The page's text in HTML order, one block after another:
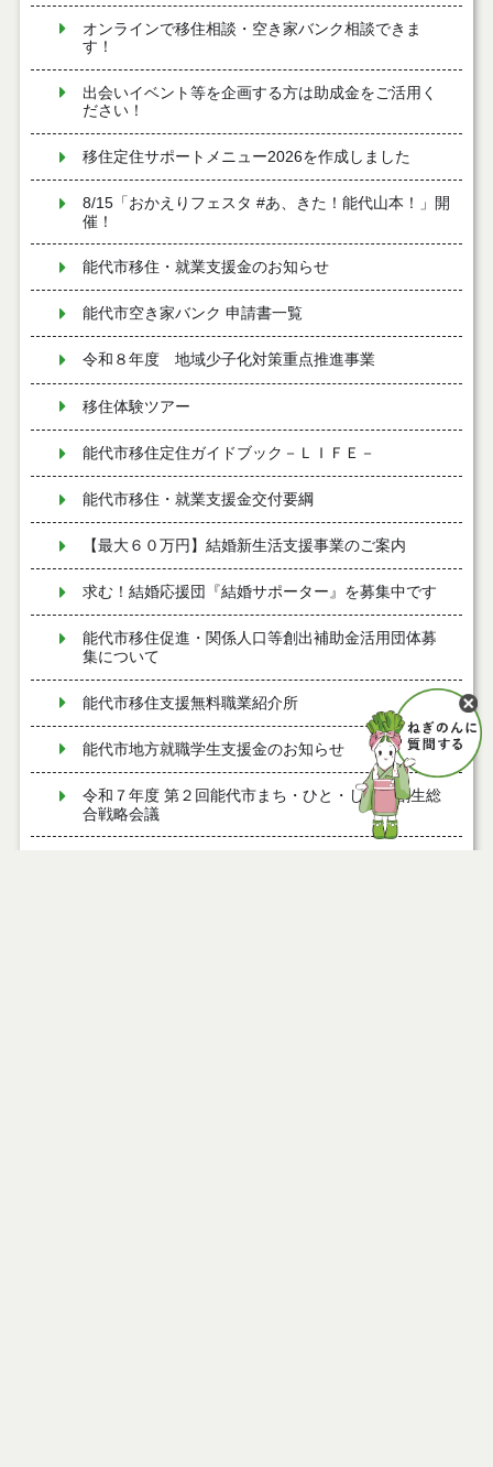
オンラインで移住相談・空き家バンク相談できま
す！
出会いイベント等を企画する方は助成金をご活用く
ださい！
移住定住サポートメニュー2026を作成しました
8/15「おかえりフェスタ #あ、きた！能代山本！」開
催！
能代市移住・就業支援金のお知らせ
能代市空き家バンク 申請書一覧
令和８年度 地域少子化対策重点推進事業
移住体験ツアー
能代市移住定住ガイドブック－ＬＩＦＥ－
能代市移住・就業支援金交付要綱
【最大６０万円】結婚新生活支援事業のご案内
求む！結婚応援団『結婚サポーター』を募集中です
能代市移住促進・関係人口等創出補助金活用団体募
集について
能代市移住支援無料職業紹介所
能代市地方就職学生支援金のお知らせ
令和７年度 第２回能代市まち・ひと・しごと創生総
合戦略会議